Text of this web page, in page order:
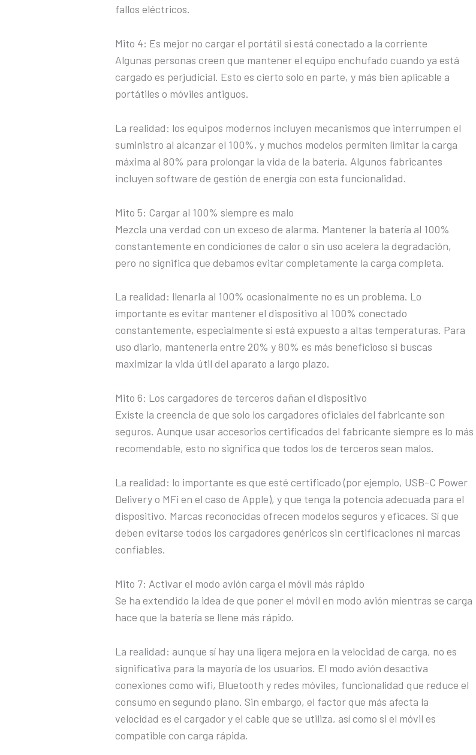
fallos eléctricos.
Mito 4: Es mejor no cargar el portátil si está conectado a la corriente
Algunas personas creen que mantener el equipo enchufado cuando ya está
cargado es perjudicial. Esto es cierto solo en parte, y más bien aplicable a
portátiles o móviles antiguos.
La realidad: los equipos modernos incluyen mecanismos que interrumpen el
suministro al alcanzar el 100%, y muchos modelos permiten limitar la carga
máxima al 80% para prolongar la vida de la batería. Algunos fabricantes
incluyen software de gestión de energía con esta funcionalidad.
Mito 5: Cargar al 100% siempre es malo
Mezcla una verdad con un exceso de alarma. Mantener la batería al 100%
constantemente en condiciones de calor o sin uso acelera la degradación,
pero no significa que debamos evitar completamente la carga completa.
La realidad: llenarla al 100% ocasionalmente no es un problema. Lo
importante es evitar mantener el dispositivo al 100% conectado
constantemente, especialmente si está expuesto a altas temperaturas. Para
uso diario, mantenerla entre 20% y 80% es más beneficioso si buscas
maximizar la vida útil del aparato a largo plazo.
Mito 6: Los cargadores de terceros dañan el dispositivo
Existe la creencia de que solo los cargadores oficiales del fabricante son
seguros. Aunque usar accesorios certificados del fabricante siempre es lo más
recomendable, esto no significa que todos los de terceros sean malos.
La realidad: lo importante es que esté certificado (por ejemplo, USB-C Power
Delivery o MFi en el caso de Apple), y que tenga la potencia adecuada para el
dispositivo. Marcas reconocidas ofrecen modelos seguros y eficaces. Sí que
deben evitarse todos los cargadores genéricos sin certificaciones ni marcas
confiables.
Mito 7: Activar el modo avión carga el móvil más rápido
Se ha extendido la idea de que poner el móvil en modo avión mientras se carga
hace que la batería se llene más rápido.
La realidad: aunque sí hay una ligera mejora en la velocidad de carga, no es
significativa para la mayoría de los usuarios. El modo avión desactiva
conexiones como wifi, Bluetooth y redes móviles, funcionalidad que reduce el
consumo en segundo plano. Sin embargo, el factor que más afecta la
velocidad es el cargador y el cable que se utiliza, así como si el móvil es
compatible con carga rápida.